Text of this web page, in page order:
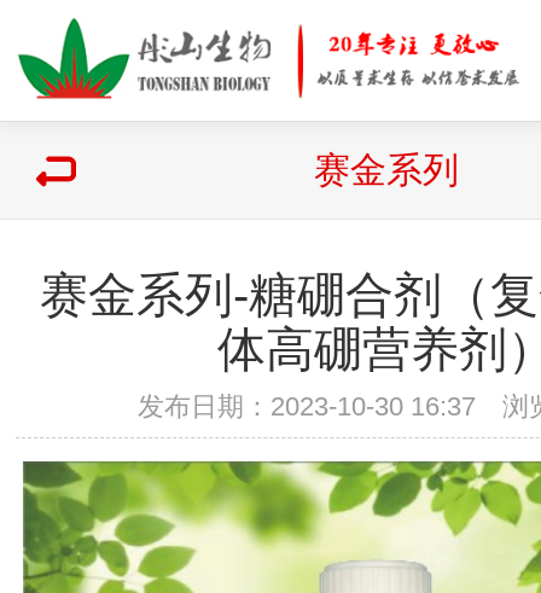
赛金系列
赛金系列-糖硼合剂（
体高硼营养剂
发布日期：2023-10-30 16:37 浏